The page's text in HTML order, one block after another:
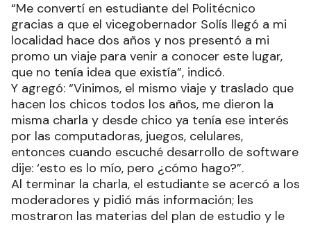
“Me convertí en estudiante del Politécnico
gracias a que el vicegobernador Solís llegó a mi
localidad hace dos años y nos presentó a mi
promo un viaje para venir a conocer este lugar,
que no tenía idea que existía”, indicó.
Y agregó: “Vinimos, el mismo viaje y traslado que
hacen los chicos todos los años, me dieron la
misma charla y desde chico ya tenía ese interés
por las computadoras, juegos, celulares,
entonces cuando escuché desarrollo de software
dije: ‘esto es lo mío, pero ¿cómo hago?”.
Al terminar la charla, el estudiante se acercó a los
moderadores y pidió más información; les
mostraron las materias del plan de estudio y le